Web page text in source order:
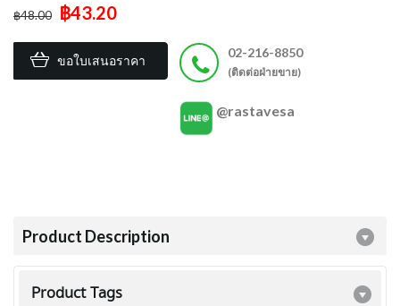
฿48.00 ฿43.20
ขอใบเสนอราคา
02-216-8850
(ติดต่อฝ่ายขาย)
@rastavesa
Product Description
Product Tags